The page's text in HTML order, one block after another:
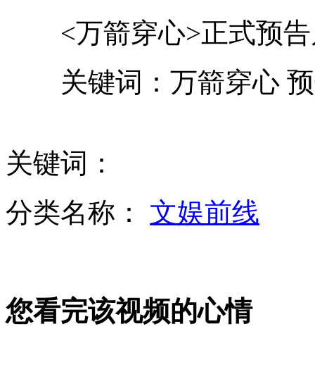
瑞士将拍卖鹌鹑蛋大小76克拉钻石
男子探出窗外抽烟 坠落20层楼
男子20年河中救出13人 称救人是最大幸福
山西运城恶犬咬伤多人 警民合力深夜将其击毙
<万箭穿心>正式预告
关键词：万箭穿心 预
关键词：
分类名称： 文娱前线
您看完该视频的心情